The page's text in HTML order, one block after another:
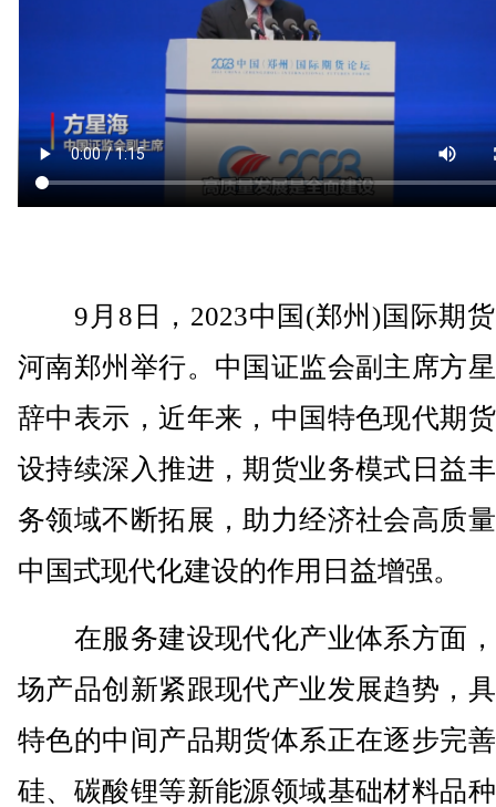
9月8日，2023中国(郑州)国际期
河南郑州举行。中国证监会副主席方
辞中表示，近年来，中国特色现代期
设持续深入推进，期货业务模式日益
务领域不断拓展，助力经济社会高质
中国式现代化建设的作用日益增强。
在服务建设现代化产业体系方面
场产品创新紧跟现代产业发展趋势，
特色的中间产品期货体系正在逐步完
硅、碳酸锂等新能源领域基础材料品